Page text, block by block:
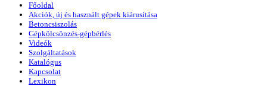
Főoldal
Akciók, új és használt gépek kiárusítása
Betoncsiszolás
Gépkölcsönzés-gépbérlés
Videók
Szolgáltatások
Katalógus
Kapcsolat
Lexikon